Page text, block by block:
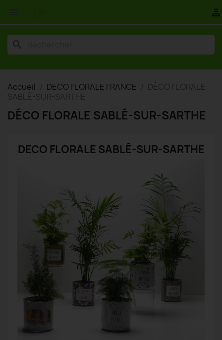

search
Accueil DECO FLORALE FRANCE
DÉCO FLORALE
SABLÉ-SUR-SARTHE
DÉCO FLORALE SABLÉ-SUR-SARTHE
DECO FLORALE SABLÉ-SUR-SARTHE